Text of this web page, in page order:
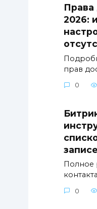
Права
2026:
прав
0
Полное
0